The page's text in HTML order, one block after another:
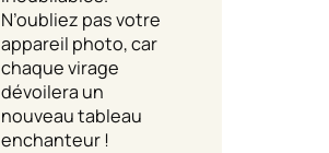
N’oubliez pas votre
appareil photo, car
chaque virage
dévoilera un
nouveau tableau
enchanteur !